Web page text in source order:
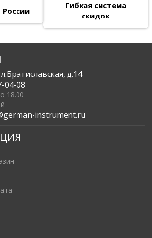
России
Гибкая система
скидок
д.14
04-08
18.00
instrument.ru